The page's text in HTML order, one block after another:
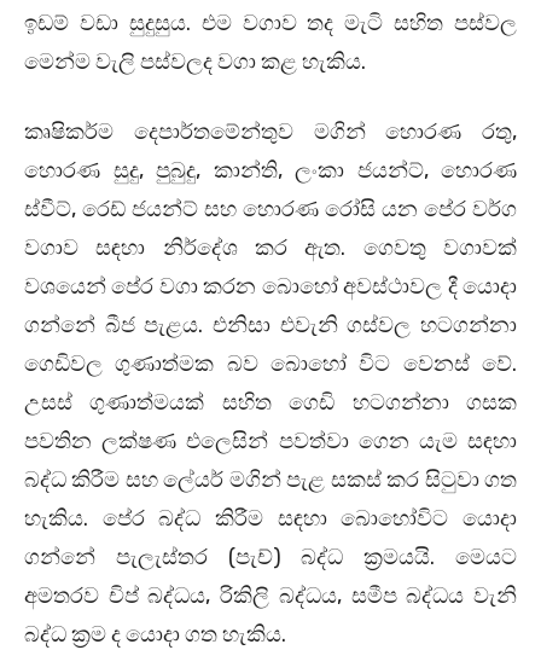
ඉඩම් වඩා සුදුසුය. එම වගාව තද මැටි සහිත පස්‌වල
මෙන්ම වැලි පස්‌වලද වගා කළ හැකිය.
කෘෂිකර්ම දෙපාර්තමේන්තුව මගින් හොරණ රතු,
හොරණ සුදු, පුබුදු, කාන්ති, ලංකා ජයන්ට්‌, හොරණ
ස්‌වීට්‌, රෙඩ් ජයන්ට්‌ සහ හොරණ රෝසි යන පේර වර්ග
වගාව සඳහා නිර්දේශ කර ඇත. ගෙවතු වගාවක්‌
වශයෙන් පේර වගා කරන බොහෝ අවස්‌ථාවල දී යොදා
ගන්නේ බීජ පැළය. එනිසා එවැනි ගස්‌වල හටගන්නා
ගෙඩිවල ගුණාත්මක බව බොහෝ විට වෙනස්‌ වේ.
උසස්‌ ගුණාත්මයක්‌ සහිත ගෙඩි හටගන්නා ගසක
පවතින ලක්‌ෂණ එලෙසින් පවත්වා ගෙන යැම සඳහා
බද්ධ කිරීම සහ ලේයර් මගින් පැළ සකස්‌ කර සිටුවා ගත
හැකිය. පේර බද්ධ කිරීම සඳහා බොහෝවිට යොදා
ගන්නේ පැලැස්‌තර (පැච්) බද්ධ ක්‍රමයයි. මෙයට
අමතරව චිප් බද්ධය, රිකිලි බද්ධය, සමීප බද්ධය වැනි
බද්ධ ක්‍රම ද යොදා ගත හැකිය.